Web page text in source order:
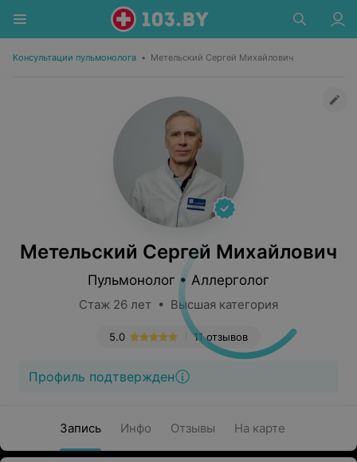
Консультации пульмонолога • Метельский Сергей Михайлович
Метельский Сергей Михайлович
Пульмонолог • Аллерголог
Стаж 26 лет • Высшая категория
11 отзывов
5.0
Профиль подтвержден
Запись Инфо Отзывы На карте